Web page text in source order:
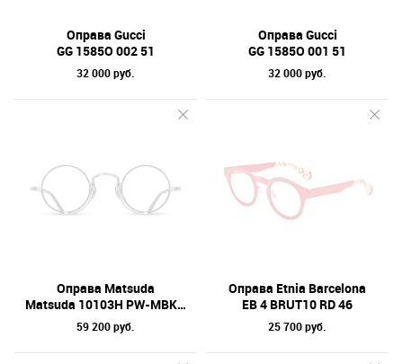
Оправа Gucci
GG 1585O 002 51
32 000 руб.
Оправа Gucci
GG 1585O 001 51
32 000 руб.
Оправа Matsuda
Matsuda 10103H PW-MBK 44
59 200 руб.
Оправа Etnia Barcelona
EB 4 BRUT10 RD 46
25 700 руб.